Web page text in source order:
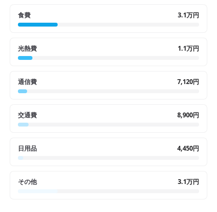
食費 3.1万円
光熱費 1.1万円
通信費 7,120円
交通費 8,900円
日用品 4,450円
その他 3.1万円